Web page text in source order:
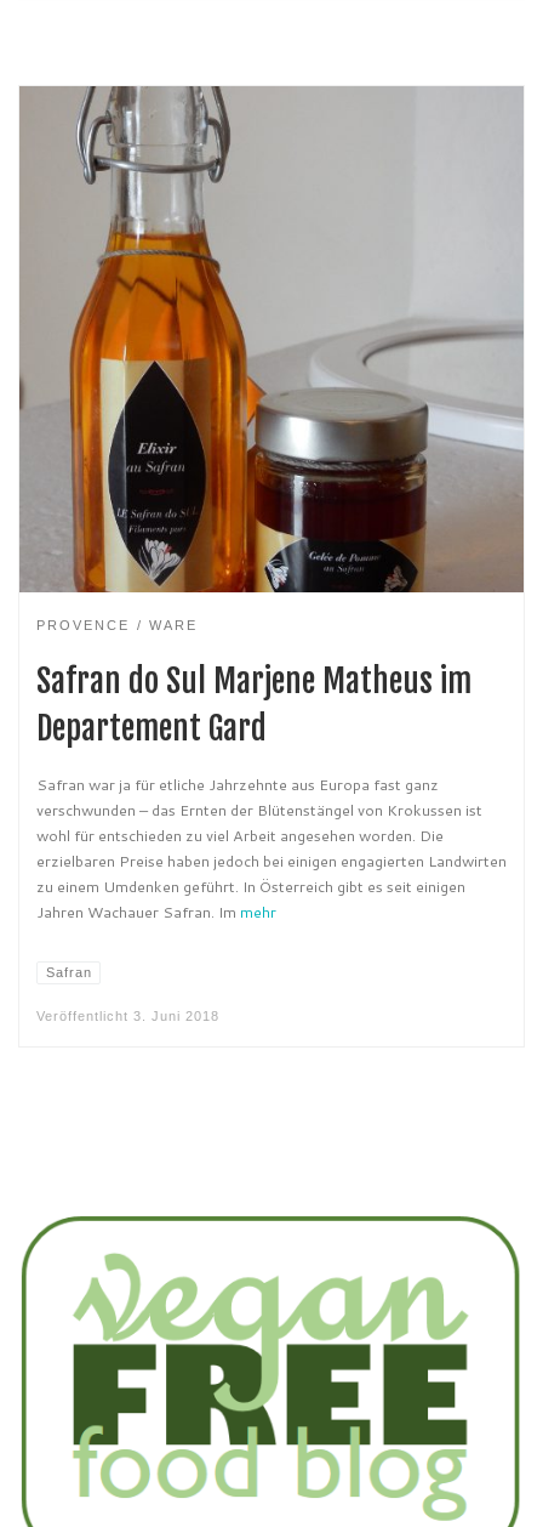
PROVENCE WARE
Safran do Sul Marjene Matheus im
Departement Gard
Safran war ja für etliche Jahrzehnte aus Europa fast ganz
verschwunden – das Ernten der Blütenstängel von Krokussen ist
wohl für entschieden zu viel Arbeit angesehen worden. Die
erzielbaren Preise haben jedoch bei einigen engagierten Landwirten
zu einem Umdenken geführt. In Österreich gibt es seit einigen
Jahren Wachauer Safran. Im mehr
Safran
Veröffentlicht 3. Juni 2018